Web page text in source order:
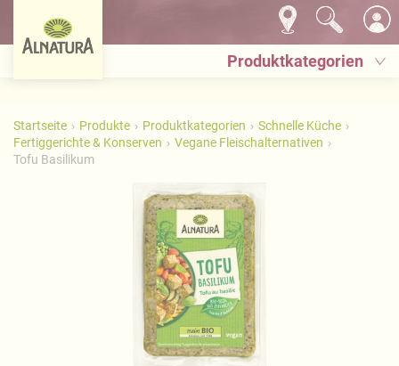
Produktkategorien
Startseite Produkte Produktkategorien
Schnelle Küche
Fertiggerichte & Konserven
Vegane Fleischalternativen
Tofu Basilikum